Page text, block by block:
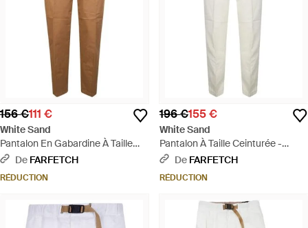
156 €111 €
White Sand
Pantalon En Gabardine À Taille
Ceinturée - Neutre
De FARFETCH
RÉDUCTION
196 €155 €
White Sand
Pantalon À Taille Ceinturée -
Blanc
De FARFETCH
RÉDUCTION